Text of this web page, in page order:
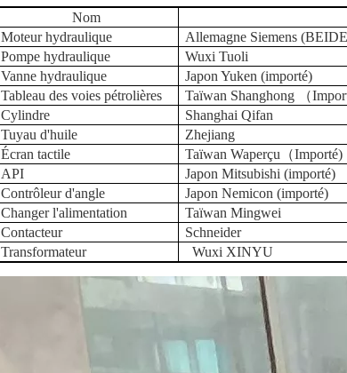
Nom
Moteur hydraulique
Allemagne Siemens
Pompe hydraulique
Wuxi Tuoli
Vanne hydraulique
Japon Yuken (importé)
Tableau des voies pétrolières
Taïwan Shanghong （
Cylindre
Shanghai Qifan
Tuyau d'huile
Zhejiang
Écran tactile
Taïwan Waperçu （Importé)
API
Japon Mitsubishi (importé)
Contrôleur d'angle
Japon Nemicon (importé)
Changer l'alimentation
Taïwan Mingwei
Contacteur
Schneider
Transformateur
Wuxi XINYU